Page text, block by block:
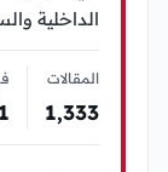
الداخلية
المقالات
1٬333